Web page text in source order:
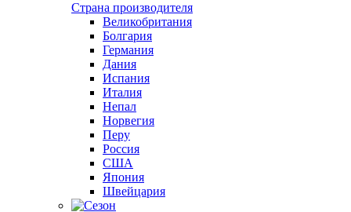
Страна производителя
Великобритания
Болгария
Германия
Дания
Испания
Италия
Непал
Норвегия
Перу
Россия
США
Япония
Швейцария